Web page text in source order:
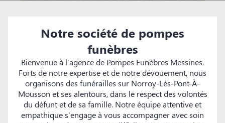
Notre société de pompes
funèbres
Bienvenue à l'agence de Pompes Funèbres Messines.
Forts de notre expertise et de notre dévouement, nous
organisons des funérailles sur Norroy-Lès-Pont-À-
Mousson et ses alentours, dans le respect des volontés
du défunt et de sa famille. Notre équipe attentive et
empathique s'engage à vous accompagner avec soin